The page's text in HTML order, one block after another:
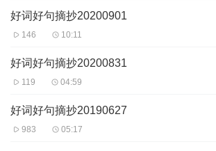
好词好句摘抄20200901
146 10:11
好词好句摘抄20200831
119 04:59
好词好句摘抄20190627
983 05:17